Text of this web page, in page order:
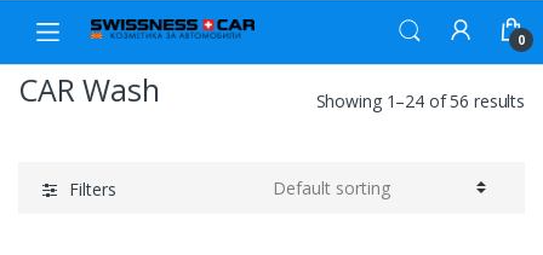
0
CAR Wash Showing 1–24 of 56 results
Filters